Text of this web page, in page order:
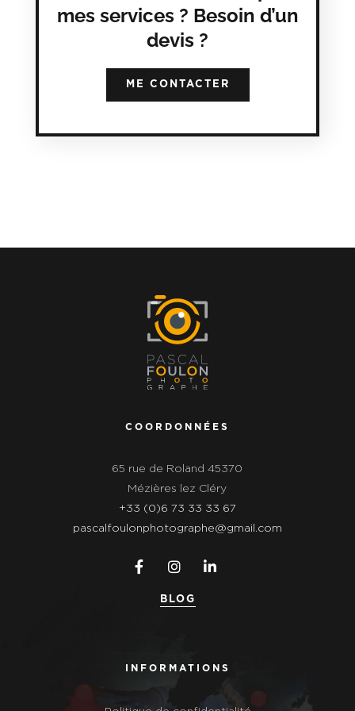
mes services ? Besoin d’un
devis ?
ME CONTACTER
COORDONNÉES
65 rue de Roland 45370
Mézières lez Cléry
+33 (0)6 73 33 33 67
pascalfoulonphotographe@gmail.com
BLOG
INFORMATIONS